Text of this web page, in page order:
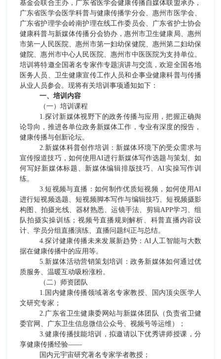
基金会联合主办，广东省医学会健康传播自媒体联盟承办，
广东省医学会医学科普与健康传播学分会、惠州市医学会、
广东省护理学会岭南护理在线工作委员会、广东省护士协会
健康科普与新媒体传播分会协办，惠州市卫生健康局、惠州
市第一人民医院、惠州市第一妇幼保健院、惠州第二妇幼保
健院、惠州市中心人民医院、惠州市中医医院为支持单位。
培训将特邀全国著名专家作专题演讲与交流，欢迎全国各地
医务人员、卫生健康宣传工作人员和企事业健康科普与传播
从业人员参会。现将有关培训事项通知如下：
一、培训内容
（一）培训课程
1.探讨新媒体视野下的政务传播与应用，把握正确舆
论导向，推进各单位政务新媒体工作，专业有深度的报告，
健康传播与创新论坛。
2.新媒体科普创作培训：新媒体环境下的受众需求与
宣传报道技巧，如何使用AI进行新媒体写作选题与策划、如
何写好新媒体标题、新媒体编辑排版技巧、AI实操写作训
练。
3.短视频与直播：如何制作优质短视频，如何使用AI
进行短视频选题、短视频脚本写作与编辑技巧、短视频摄影
构图、拍摄光线、器材熟悉、运镜手法、剪辑APP学习、组
队拍摄实操训练；视频号直播规则解析、科普直播内容设
计、学员分组直播演练、直播问题纠正与总结。
4.探讨健康传播未来发展新趋势：AI人工智能与大数
据在健康传播中的应用等。
5.新媒体活动营销策划培训：政务新媒体如何通过优
质服务、温暖互动吸粉涨粉。
（二）师资团队
1.国内健康传播领域著名专家教授、国内顶尖医学人
文研究专家；
2.广东省卫生健康委网站与新媒体团队（负责省卫健
委官网、广东卫生信息微信公众号、视频号等运维）；
3.健康传播技能培训，拟邀请以下优秀讲师授课，分
享健康传播经验——
国内元宇宙研究著名专家学者教授；